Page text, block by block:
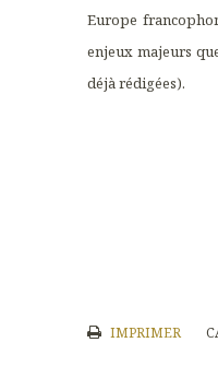
Europe
enjeux majeurs
déjà rédigées).
IMPRIMER